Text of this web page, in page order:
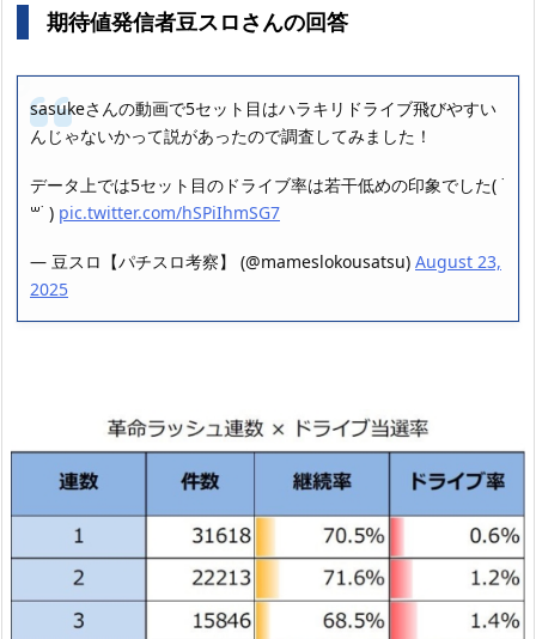
期待値発信者豆スロさんの回答
sasukeさんの動画で5セット目はハラキリドライブ飛びやすい
んじゃないかって説があったので調査してみました！
データ上では5セット目のドライブ率は若干低めの印象でした( ˙
꒳​˙ ) pic.twitter.com/hSPiIhmSG7
— 豆スロ【パチスロ考察】 (@mameslokousatsu) August 23,
2025